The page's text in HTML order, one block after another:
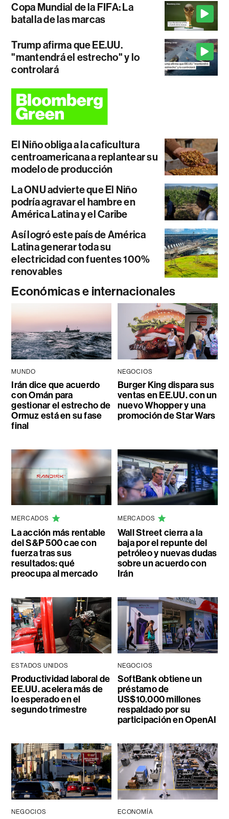
Copa Mundial de la FIFA: La
batalla de las marcas
Trump afirma que EE.UU.
"mantendrá el estrecho" y lo
controlará
El Niño obliga a la caficultura
centroamericana a replantear su
modelo de producción
La ONU advierte que El Niño
podría agravar el hambre en
América Latina y el Caribe
Así logró este país de América
Latina generar toda su
electricidad con fuentes 100%
renovables
Económicas e internacionales
MUNDO
Irán dice que acuerdo
con Omán para
gestionar el estrecho de
Ormuz está en su fase
final
NEGOCIOS
Burger King dispara sus
ventas en EE.UU. con un
nuevo Whopper y una
promoción de Star Wars
MERCADOS
La acción más rentable
del S&P 500 cae con
fuerza tras sus
resultados: qué
preocupa al mercado
MERCADOS
Wall Street cierra a la
baja por el repunte del
petróleo y nuevas dudas
sobre un acuerdo con
Irán
ESTADOS UNIDOS
Productividad laboral de
EE.UU. acelera más de
lo esperado en el
segundo trimestre
NEGOCIOS
SoftBank obtiene un
préstamo de
US$10.000 millones
respaldado por su
participación en OpenAI
NEGOCIOS ECONOMÍA